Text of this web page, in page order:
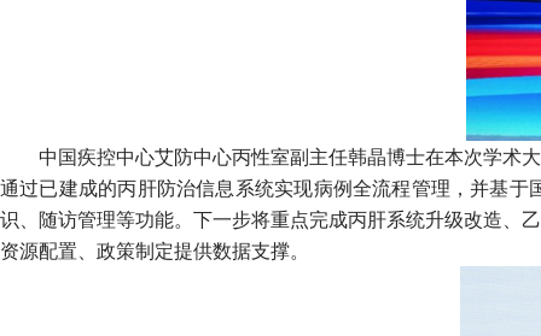
中国疾控中心艾防中心丙性室副主任韩晶博士在本次学术
通过已建成的丙肝防治信息系统实现病例全流程管理，并基
识、随访管理等功能。下一步将重点完成丙肝系统升级改造、
资源配置、政策制定提供数据支撑。